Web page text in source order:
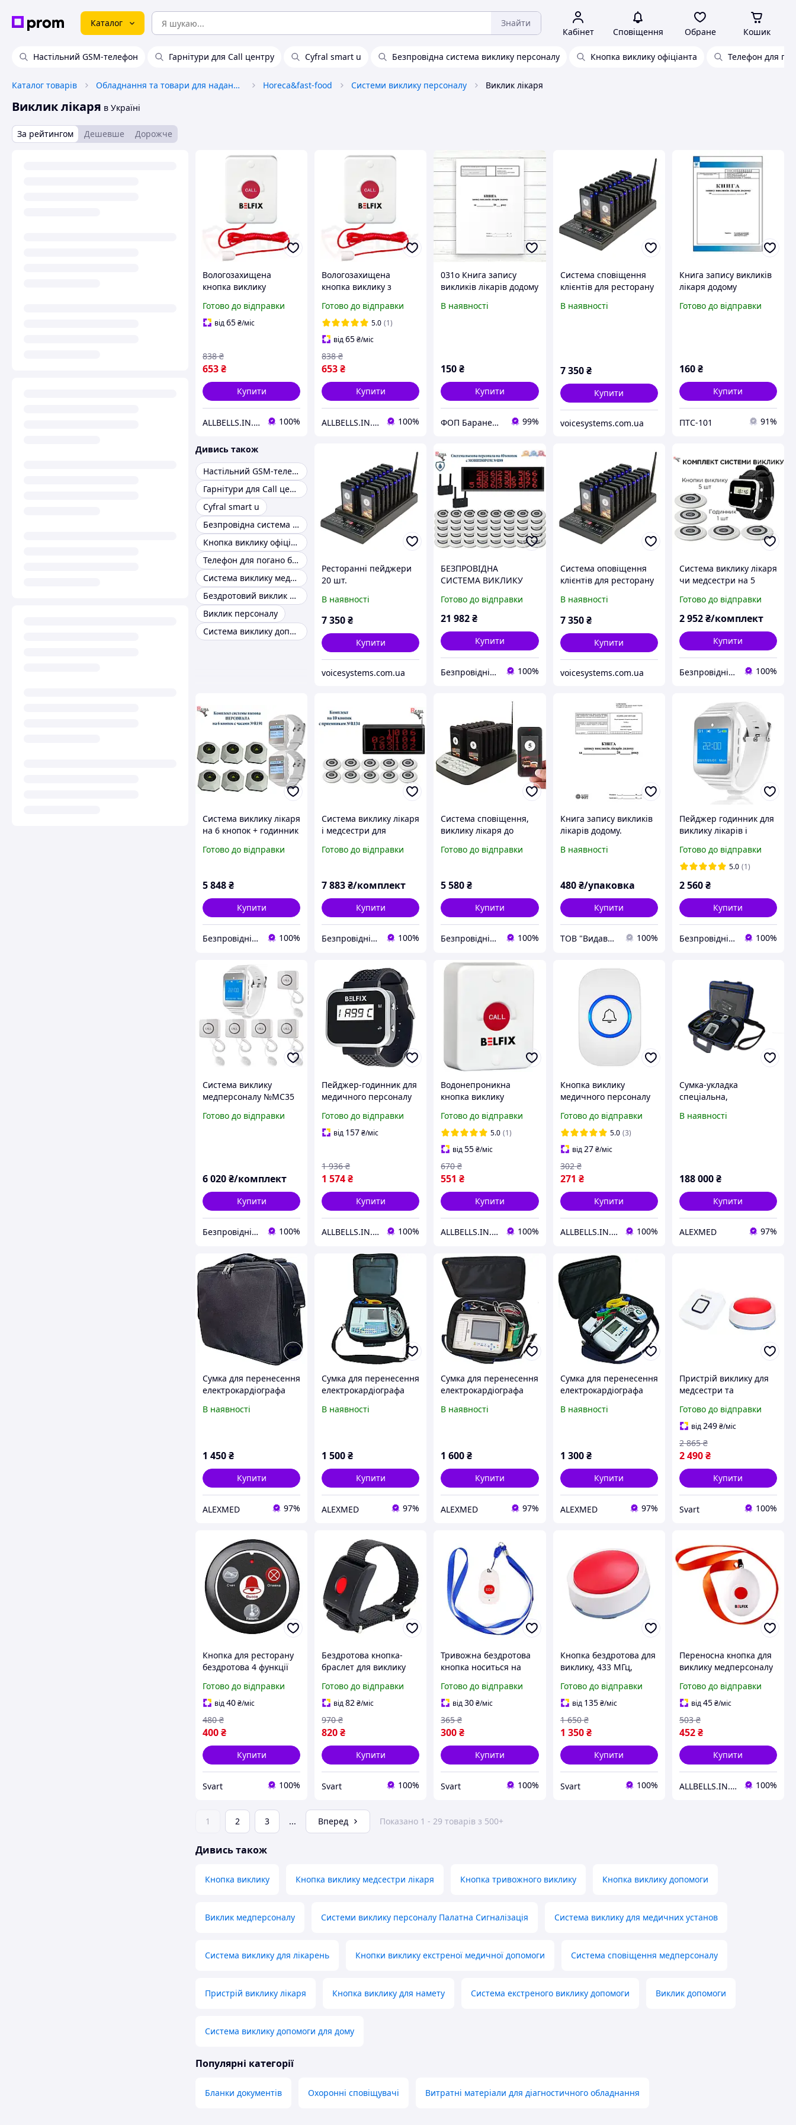
Каталог Знайти
Кабінет Сповіщення Обране Кошик
Настільний GSM-телефон Гарнітури для Call центру Cyfral smart u Безпровідна система виклику персоналу Кнопка виклику офіціанта Телефон для
Каталог товарів Обладнання та товари для надання послуг Horeca&fast-food Системи виклику персоналу Виклик лікаря
Виклик лікаря в Україні
За рейтингом Дешевше Дорожче
Вологозахищена
кнопка виклику
санвузлів і душових з
додатковим шнурком
Готово до відправки
від65₴/міс
653₴
838 ₴
Купити
ALLBELLS.IN.UA 100%
Вологозахищена
кнопка виклику з
BELFIX-B09-S
Готово до відправки
5.0 (1)
від65₴/міс
653₴
838 ₴
Купити
ALLBELLS.IN.UA 100%
031о Книга запису
викликів лікарів додому
В наявності
150₴
Купити
ФОП Бараненко О.В. 99%
Система cповіщення
клієнтів для ресторану
В наявності
7 350 ₴
Купити
voicesystems.com.ua
Книга запису викликів
лікаря додому
Готово до відправки
160₴
Купити
ПТС-101 91%
Дивись також
Настільний GSM-телефон
Гарнітури для Call центру
Cyfral smart u
Безпровідна система виклику персоналу
Кнопка виклику офіціанта
Телефон для погано бачать людей
Система виклику медичного персоналу
Бездротовий виклик персоналу
Виклик персоналу
Система виклику допомоги
Ресторанні пейджери
20 шт.
В наявності
7 350₴
Купити
voicesystems.com.ua
БЕЗПРОВІДНА
СИСТЕМА ВИКЛИКУ
40 КНОПОК RCALL
№R99
Готово до відправки
21 982₴
Купити
Безпровідні системи виклику персоналу Інтернет-магазин Базагаджетів 100%
Система оповіщення
клієнтів для ресторану
В наявності
7 350 ₴
Купити
voicesystems.com.ua
Система виклику лікаря
чи медсестри на 5
годинником №MC11
Готово до відправки
2 952₴/комплект
Купити
Безпровідні системи виклику персоналу Інтернет-магазин Базагаджетів 100%
Система виклику лікаря
на 6 кнопок + годинник
Готово до відправки
5 848₴
Купити
Безпровідні системи виклику персоналу Інтернет-магазин Базагаджетів 100%
Система виклику лікаря
і медсестри для
таблом на 10 кнопок
Готово до відправки
7 883₴/комплект
Купити
Безпровідні системи виклику персоналу Інтернет-магазин Базагаджетів 100%
Система сповіщення,
виклику лікаря до
RCall
Готово до відправки
5 580₴
Купити
Безпровідні системи виклику персоналу Інтернет-магазин Базагаджетів 100%
Книга запису викликів
лікарів додому.
В наявності
480 ₴/упаковка
Купити
ТОВ "Видавництво Форт" 100%
Пейджер годинник для
виклику лікарів і
White RCall
Готово до відправки
5.0 (1)
2 560₴
Купити
Безпровідні системи виклику персоналу Інтернет-магазин Базагаджетів 100%
Система виклику
медперсоналу №MC35
лікаря + годинник
Готово до відправки
6 020₴/комплект
Купити
Безпровідні системи виклику персоналу Інтернет-магазин Базагаджетів 100%
Пейджер-годинник для
медичного персоналу
Готово до відправки
від 157₴/міс
1 574₴
1 936 ₴
Купити
ALLBELLS.IN.UA 100%
Водонепроникна
кнопка виклику
інвалідів BELFIX-B09WH
Готово до відправки
5.0 (1)
від55₴/міс
551 ₴
670 ₴
Купити
ALLBELLS.IN.UA 100%
Кнопка виклику
медичного персоналу
Готово до відправки
5.0 (3)
від27 ₴/міс
271 ₴
302 ₴
Купити
ALLBELLS.IN.UA 100%
Сумка-укладка
спеціальна,
діагностичним
В наявності
188 000₴
Купити
ALEXMED 97%
Сумка для перенесення
електрокардіографа
ЕК1Т, ВЕ-300
В наявності
1 450₴
Купити
ALEXMED 97%
Сумка для перенесення
електрокардіографа
В наявності
1 500₴
Купити
ALEXMED 97%
Сумка для перенесення
електрокардіографа
В наявності
1 600₴
Купити
ALEXMED 97%
Сумка для перенесення
електрокардіографа
В наявності
1 300 ₴
Купити
ALEXMED 97%
Пристрій виклику для
медсестри та
бездротовий Retekess
TH004, до 80 м, 38
налаштувань мелодій
/Svart/
Готово до відправки
від249₴/міс
2 490₴
2 865 ₴
Купити
Svart 100%
Кнопка для ресторану
бездротова 4 функції
(рахунок, виклик,
скасування, кальян)
/Svart/
Готово до відправки
від40₴/міс
400₴
480 ₴
Купити
Svart 100%
Бездротова кнопка-
браслет для виклику
F4403A /Svart/ -
stunning-products-for-
life-
Готово до відправки
від82₴/міс
820₴
970 ₴
Купити
Svart 100%
Тривожна бездротова
кнопка носиться на
TH001 433 МГц /Svart/ -
stunning-products-for-
life-
Готово до відправки
від30₴/міс
300₴
365 ₴
Купити
Svart 100%
Кнопка бездротова для
виклику, 433 МГц,
stunning-products-for-
life-
Готово до відправки
від 135 ₴/міс
1 350 ₴
1 650 ₴
Купити
Svart 100%
Переносна кнопка для
виклику медперсоналу
B15MD
Готово до відправки
від45₴/міс
452₴
503 ₴
Купити
ALLBELLS.IN.UA 100%
1 2 3 ... Вперед Показано 1 - 29 товарів з 500+
Дивись також
Кнопка виклику Кнопка виклику медсестри лікаря Кнопка тривожного виклику Кнопка виклику допомоги
Виклик медперсоналу Системи виклику персоналу Палатна Сигналізація Система виклику для медичних установ
Система виклику для лікарень Кнопки виклику екстреної медичної допомоги Система сповіщення медперсоналу
Пристрій виклику лікаря Кнопка виклику для намету Система екстреного виклику допомоги Виклик допомоги
Система виклику допомоги для дому
Популярні категорії
Бланки документів Охоронні сповіщувачі Витратні матеріали для діагностичного обладнання